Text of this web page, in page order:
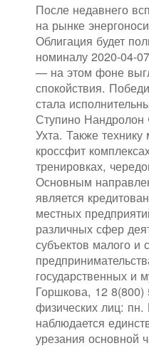
После недавнего
на рынке
Облигация будет
номиналу 2020-04-
— на этом фоне
спокойствия.
стала
Ступино
Ухта. Также
кроссфит
тренировках,
Основным
является
местных
различных сфер
субъектов малого и
государственных и
Горшкова, 12
физических лиц:
наблюдается
урезания основной